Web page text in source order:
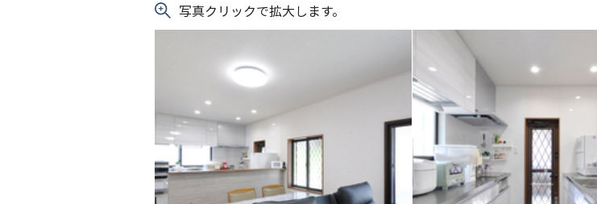
写真クリックで拡大します。